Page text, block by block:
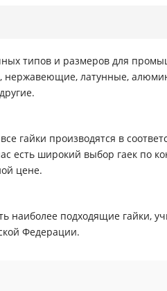
типов и размеров для
нержавеющие, латунные,
гайки производятся в
есть широкий выбор гаек по
цене.
наиболее подходящие гайки,
Федерации.